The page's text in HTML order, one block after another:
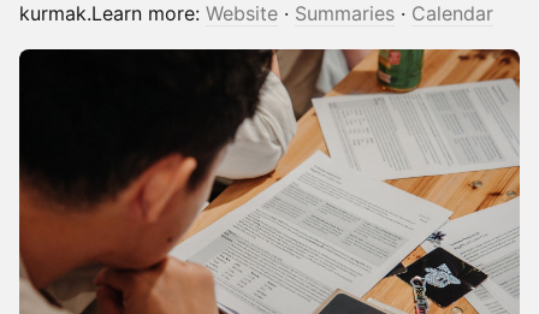
kurmak.Learn more: Website · Summaries · Calendar